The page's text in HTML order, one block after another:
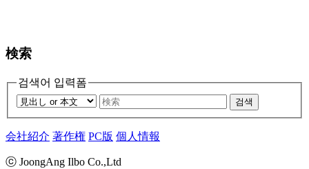
検索
검색어 입력폼
검색
会社紹介 著作権 PC版 個人情報
ⓒ JoongAng Ilbo Co.,Ltd